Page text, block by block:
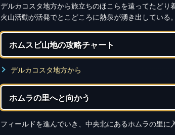
デルカコスタ地方から旅立ちのほこらを遠ってたどり
火山活動が活発でとこどころに熱泉が湧き出している。
ホムスビ山地の攻略チャート
デルカコスタ地方から
ホムラの里へと向かう
フィールドを進んでいき、中央北にあるホムラの里に